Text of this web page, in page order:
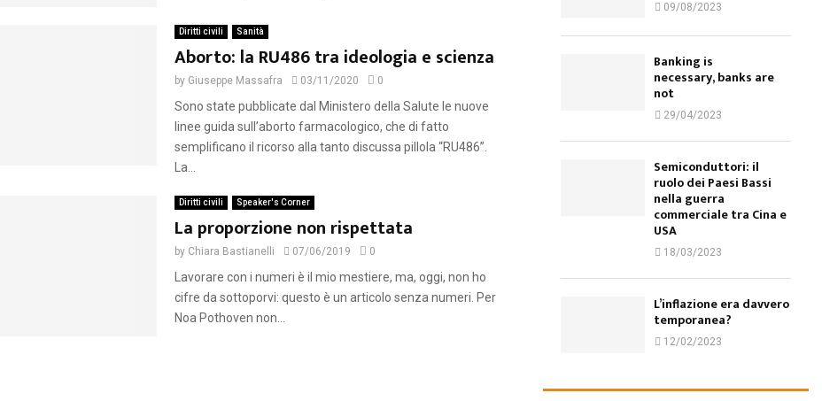
Diritti civili Sanità
Aborto: la RU486 tra ideologia e scienza
by Giuseppe Massafra 03/11/2020 0
Sono state pubblicate dal Ministero della Salute le nuove
linee guida sull’aborto farmacologico, che di fatto
semplificano il ricorso alla tanto discussa pillola “RU486”.
La...
Diritti civili Speaker's Corner
La proporzione non rispettata
by Chiara Bastianelli 07/06/2019 0
Lavorare con i numeri è il mio mestiere, ma, oggi, non ho
cifre da sottoporvi: questo è un articolo senza numeri. Per
Noa Pothoven non...
09/08/2023
Banking is
necessary, banks are
not
29/04/2023
Semiconduttori: il
ruolo dei Paesi Bassi
nella guerra
commerciale tra Cina e
USA
18/03/2023
L’inflazione era davvero
temporanea?
12/02/2023